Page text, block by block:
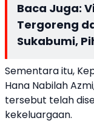
Baca Juga:
Tergoreng
Sukabumi,
Sementara itu,
Hana Nabilah
tersebut telah
kekeluargaan.